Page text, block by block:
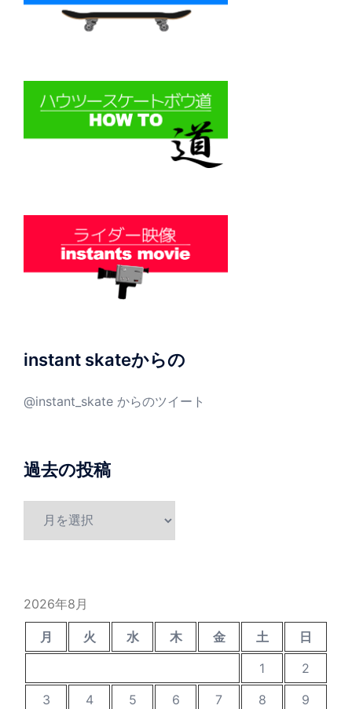
instant skateからの
@instant_skate からのツイート
過去の投稿
2026年8月
月 火 水 木 金 土
日
1
2
3
4 5 6 7 8
9